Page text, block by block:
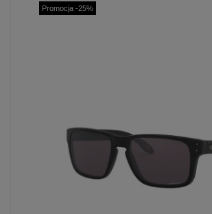
Promocja -25%